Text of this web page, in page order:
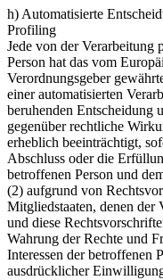
h) Automatisierte
Profiling
Jede von der Verarbeitung
Person hat das vom
Verordnungsgeber
einer automatisierten
beruhenden Entscheidung
gegenüber rechtliche
erheblich beeinträchtigt,
Abschluss oder die
betroffenen Person und
(2) aufgrund von
Mitgliedstaaten, denen der
und diese
Wahrung der Rechte und
Interessen der betroffenen
ausdrücklicher